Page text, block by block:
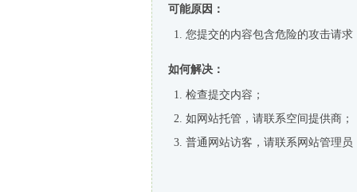
可能原因：
您提交的内容包含危险的攻击请求
如何解决：
检查提交内容；
如网站托管，请联系空间提供商；
普通网站访客，请联系网站管理员